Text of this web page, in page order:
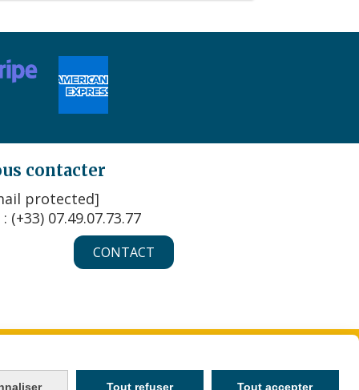
contacter
protected]
(+33) 07.49.07.73.77
CONTACT
Tout refuser Tout accepter